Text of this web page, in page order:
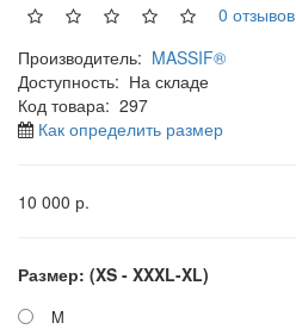
0 отзывов
Производитель: MASSIF®
Доступность: На складе
Код товара: 297
Как определить размер
10 000 р.
Размер: (XS - XXXL-XL)
M